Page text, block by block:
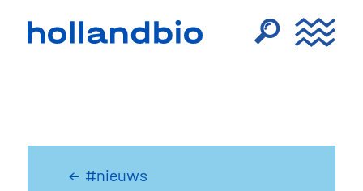
← #nieuws